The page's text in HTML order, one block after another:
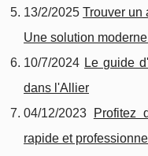
13/2/2025Trouver un
Une solution
10/7/2024 Le guide
dans l'Allier
04/12/2023
Profitez
rapide et